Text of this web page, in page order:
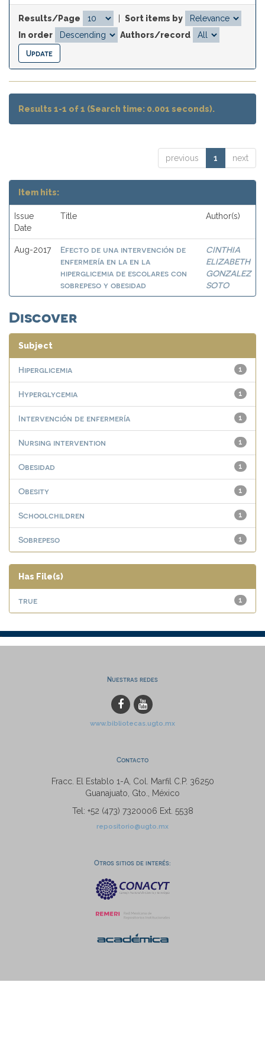
Results/Page
Sort items by
In order
Authors/record
Results 1-1 of 1 (Search time: 0.001 seconds).
previous 1 next
Item hits:
Issue
Date
Title Author(s)
Aug-2017
Efecto de una intervención de
enfermería en la en la
hiperglicemia de escolares con
sobrepeso y obesidad
CINTHIA
ELIZABETH
GONZALEZ
SOTO
Discover
Subject
1
Hiperglicemia
1
Hyperglycemia
1
Intervención de enfermería
1
Nursing intervention
1
Obesidad
1
Obesity
1
Schoolchildren
1
Sobrepeso
Has File(s)
1
true
Nuestras redes
www.bibliotecas.ugto.mx
Contacto
Fracc. El Establo 1-A, Col. Marfil C.P. 36250
Guanajuato, Gto., México
Tel: +52 (473) 7320006 Ext. 5538
repositorio@ugto.mx
Otros sitios de interés: